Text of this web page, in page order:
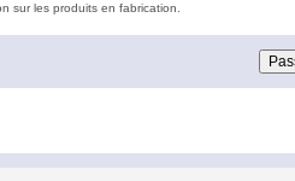
sur les produits en fabrication.